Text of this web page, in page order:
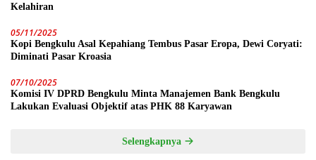
Kelahiran
05/11/2025
Kopi Bengkulu Asal Kepahiang Tembus Pasar Eropa, Dewi Coryati:
Diminati Pasar Kroasia
07/10/2025
Komisi IV DPRD Bengkulu Minta Manajemen Bank Bengkulu
Lakukan Evaluasi Objektif atas PHK 88 Karyawan
Selengkapnya